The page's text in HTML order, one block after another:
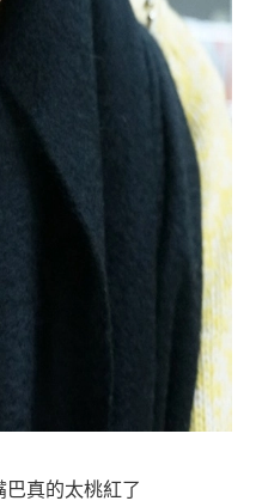
巴真的太桃紅了